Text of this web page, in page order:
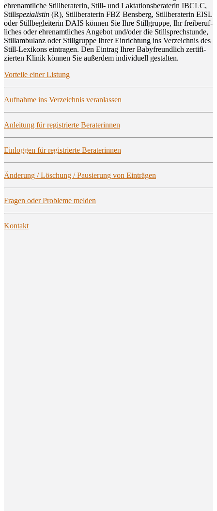
ehren­amt­li­che Still­be­ra­te­rin, Still- und Lak­ta­ti­ons­be­ra­te­rin IBCLC,
Stillspe­zia­lis­tin (R), Still­be­ra­te­rin FBZ Bens­berg, Still­be­ra­te­rin EISL
oder Still­be­glei­te­rin DAIS kön­nen Sie Ihre Still­grup­pe, Ihr frei­be­ruf­
li­ches oder ehren­amt­li­ches Ange­bot und/oder die Still­sprech­stun­de,
Still­am­bu­lanz oder Still­grup­pe Ihrer Ein­rich­tung ins Ver­zeich­nis des
Still-Lexi­kons ein­tra­gen. Den Ein­trag Ihrer Baby­freund­lich zer­ti­fi­
zier­ten Kli­nik kön­nen Sie außer­dem indi­vi­du­ell gestalten.
Vor­tei­le einer Listung
Auf­nah­me ins Ver­zeich­nis veranlassen
Anlei­tung für regis­trier­te Beraterinnen
Ein­log­gen für regis­trier­te Beraterinnen
Ände­rung / Löschung / Pau­sie­rung von Einträgen
Fra­gen oder Pro­ble­me melden
Kon­takt